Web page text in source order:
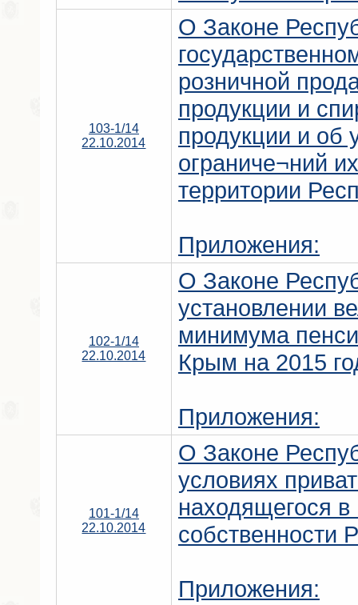
103-1/14
22.10.2014
О Законе
розничной
продукции и
продукции и об
ограниче¬ний
территории
Приложения:
102-1/14
22.10.2014
О Законе
установлении
минимума
Крым на 2015
Приложения:
101-1/14
22.10.2014
О Законе
условиях
находящегося в
собственности
Приложения: